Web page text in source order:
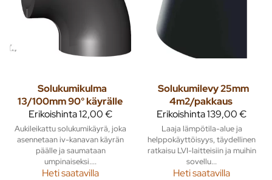
Solukumikulma
13/100mm 90° käyrälle
Erikoishinta12,00 €
Aukileikattu solukumikäyrä, joka
asennetaan iv-kanavan käyrän
päälle ja saumataan
umpinaiseksi....
Heti saatavilla
Solukumilevy 25mm
4m2/pakkaus
Erikoishinta139,00 €
Laaja lämpötila-alue ja
helppokäyttöisyys, täydellinen
ratkaisu LVI-laitteisiin ja muihin
sovellu...
Heti saatavilla